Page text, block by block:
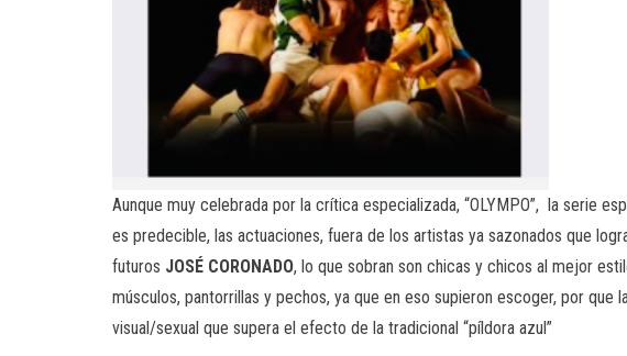
Aunque muy celebrada por la crítica especializada, “OLYMPO”, la serie
es predecible, las actuaciones, fuera de los artistas ya sazonados que
futuros JOSÉ CORONADO, lo que sobran son chicas y chicos al mejor
músculos, pantorrillas y pechos, ya que en eso supieron escoger, por
visual/sexual que supera el efecto de la tradicional “píldora azul”